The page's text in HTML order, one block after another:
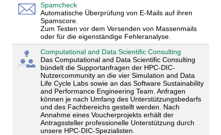
Spamcheck
Automatische Überprüfung von E-Mails auf ihren
Spamscore.
Zum Testen vor dem Versenden von Massenmails
oder für die eigenständige Fehleranalyse.
Computational and Data Scientific Consulting
Das Computational and Data Scientific Consulting
bündelt die Supportanfragen der HPC-DIC-
Nutzercommunity an die vier Simulation and Data
Life Cycle Labs sowie an das Software Sustainability
and Performance Engineering Team. Anfragen
können je nach Umfang des Unterstützungsbedarfs
und des Fachbereichs gestellt werden. Nach
Annahme eines Voucherprojekts erhält der
Antragssteller professionelle Unterstützung durch
unsere HPC-DIC-Spezialisten.